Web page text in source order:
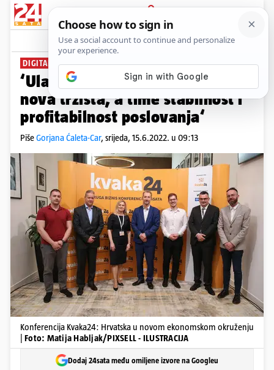
PRIJAVA
News Komentari
DIGITALIZACIJA
‘Ulaganje u tehnologiju otvara
nova tržišta, a time stabilnost i
profitabilnost poslovanja‘
PišeGorjana Ćaleta-Car, srijeda, 15.6.2022. u 09:13
Konferencija Kvaka24: Hrvatska u novom ekonomskom okruženju
Foto: Matija Habljak/PIXSELL - ILUSTRACIJA
Dodaj 24sata među omiljene izvore na Googleu